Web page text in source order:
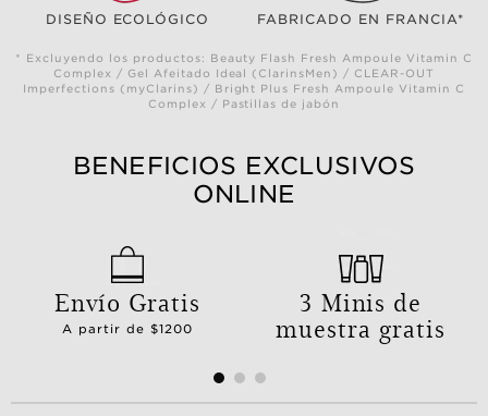
DISEÑO ECOLÓGICO FABRICADO EN FRANCIA*
* Excluyendo los productos: Beauty Flash Fresh Ampoule Vitamin C
Complex / Gel Afeitado Ideal (ClarinsMen) / CLEAR-OUT
Imperfections (myClarins) / Bright Plus Fresh Ampoule Vitamin C
Complex / Pastillas de jabón
BENEFICIOS EXCLUSIVOS
ONLINE
Envío Gratis
A partir de $1200
3 Minis de
muestra gratis